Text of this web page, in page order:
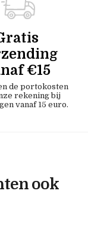
€15
de portokosten
rekening bij
vanaf 15 euro.
ook